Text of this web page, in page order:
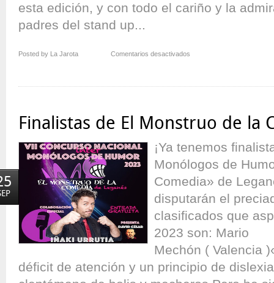
esta edición, y con todo el cariño y la
padres del stand up...
Posted by La Jarota Comentarios desactivados
de
Finalistas de El Monstruo de la
¡Ya tenemos
Monólogos de
Comedia» de
disputarán el
clasificados que
2023 son: Mario
Mechón ( Valencia
déficit de atención y un principio de